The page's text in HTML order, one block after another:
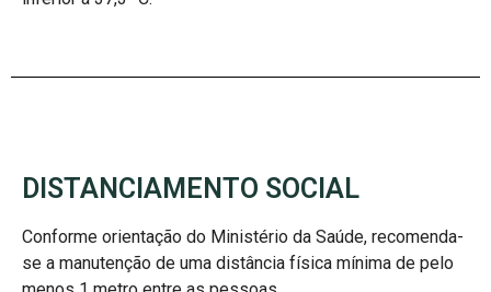
DISTANCIAMENTO SOCIAL
Conforme orientação do Ministério da Saúde, recomenda-
se a manutenção de uma distância física mínima de pelo